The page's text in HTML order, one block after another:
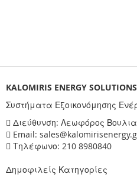
KALOMIRIS ENERGY SOLUTIONS
Συστήματα Εξοικονόμησης
Διεύθυνση: Λεωφόρος
Email:
Τηλέφωνο: 210 8980840
Δημοφιλείς Κατηγορίες